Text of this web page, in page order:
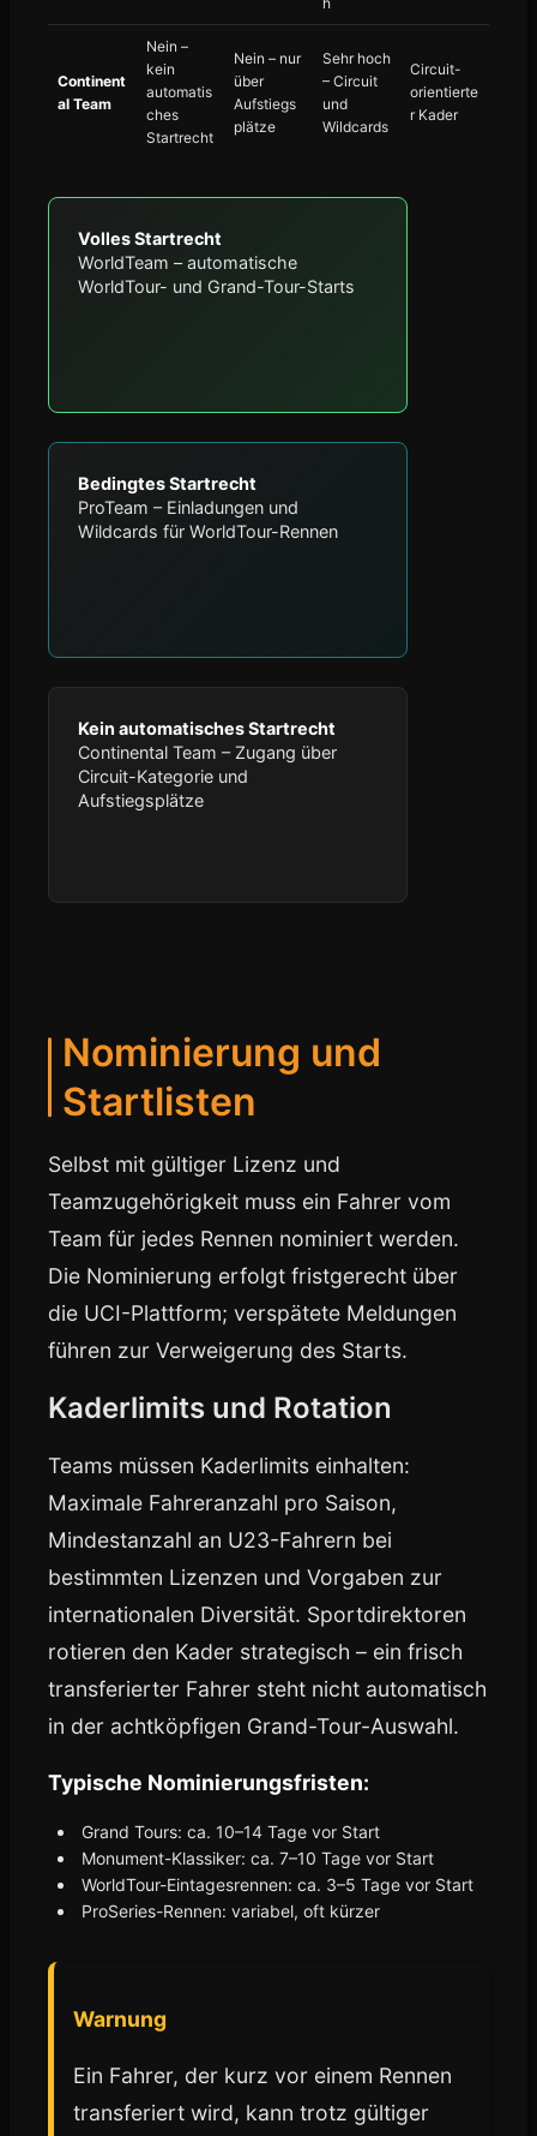
Continent
al Team
Nein –
kein
automatis
ches
Startrecht
Nein – nur
über
Aufstiegs
plätze
Sehr hoch
– Circuit
und
Wildcards
Circuit-
orientierte
r Kader
Volles Startrecht
WorldTeam – automatische
WorldTour- und Grand-Tour-Starts
Bedingtes Startrecht
ProTeam – Einladungen und
Wildcards für WorldTour-Rennen
Kein automatisches Startrecht
Continental Team – Zugang über
Circuit-Kategorie und
Aufstiegsplätze
Nominierung und
Startlisten
Selbst mit gültiger Lizenz und
Teamzugehörigkeit muss ein Fahrer vom
Team für jedes Rennen nominiert werden.
Die Nominierung erfolgt fristgerecht über
die UCI-Plattform; verspätete Meldungen
führen zur Verweigerung des Starts.
Kaderlimits und Rotation
Teams müssen Kaderlimits einhalten:
Maximale Fahreranzahl pro Saison,
Mindestanzahl an U23-Fahrern bei
bestimmten Lizenzen und Vorgaben zur
internationalen Diversität. Sportdirektoren
rotieren den Kader strategisch – ein frisch
transferierter Fahrer steht nicht automatisch
in der achtköpfigen Grand-Tour-Auswahl.
Typische Nominierungsfristen:
Grand Tours: ca. 10–14 Tage vor Start
Monument-Klassiker: ca. 7–10 Tage vor Start
WorldTour-Eintagesrennen: ca. 3–5 Tage vor Start
ProSeries-Rennen: variabel, oft kürzer
Warnung
Ein Fahrer, der kurz vor einem Rennen
transferiert wird, kann trotz gültiger